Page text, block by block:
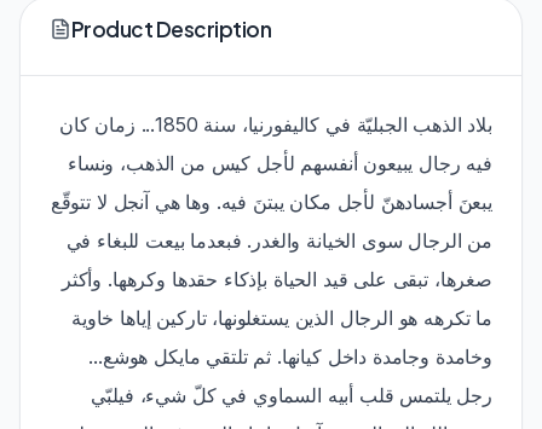
Product Description
بلاد الذهب الجبليّة في كاليفورنيا، سنة 1850... زمان كان
فيه رجال يبيعون أنفسهم لأجل كيس من الذهب، ونساء
يبعنَ أجسادهنّ لأجل مكان يبتنَ فيه. وها هي آنجل لا تتوقّع
من الرجال سوى الخيانة والغدر. فبعدما بيعت للبغاء في
صغرها، تبقى على قيد الحياة بإذكاء حقدها وكرهها. وأكثر
ما تكرهه هو الرجال الذين يستغلونها، تاركين إياها خاوية
وخامدة وجامدة داخل كيانها. ثم تلتقي مايكل هوشع...
رجل يلتمس قلب أبيه السماوي في كلّ شيء، فيلبّي